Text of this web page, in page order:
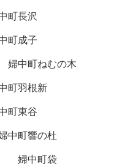
町長沢
町成子
婦中町ねむの木
町羽根新
町東谷
中町響の杜
婦中町袋